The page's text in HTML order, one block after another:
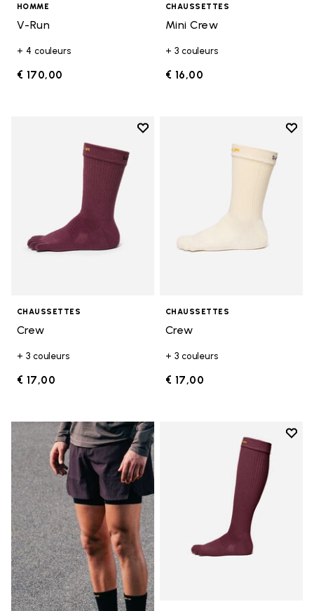
HOMME
V-Run
+ 4 couleurs
€ 170,00
CHAUSSETTES
Mini Crew
+ 3 couleurs
€ 16,00
Add to wishlist
Add to wishlist Crew
CHAUSSETTES
Crew
+ 3 couleurs
€ 17,00
Add
CHAUSSETTES
Crew
+ 3 couleurs
€ 17,00
Add